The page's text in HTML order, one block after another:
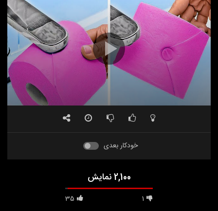
ویدیو
00:00
15:23
خودکار بعدی
2,100 نمایش
35 1